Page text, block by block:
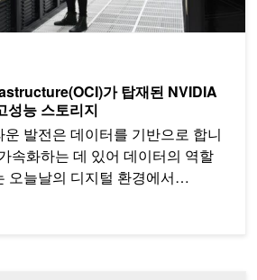
가 탑재된 NVIDIA
성능 스토리지
발전은 데이터를 기반으로 합니
속화하는 데 있어 데이터의 역할
오늘날의 디지털 환경에서…